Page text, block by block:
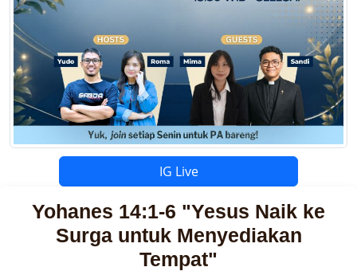
IG Live
Yohanes 14:1-6 "Yesus Naik ke
Surga untuk Menyediakan
Tempat"